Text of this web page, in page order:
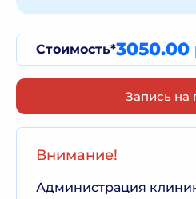
Стоимость*3050.00
Запись на
Внимание!
Администрация